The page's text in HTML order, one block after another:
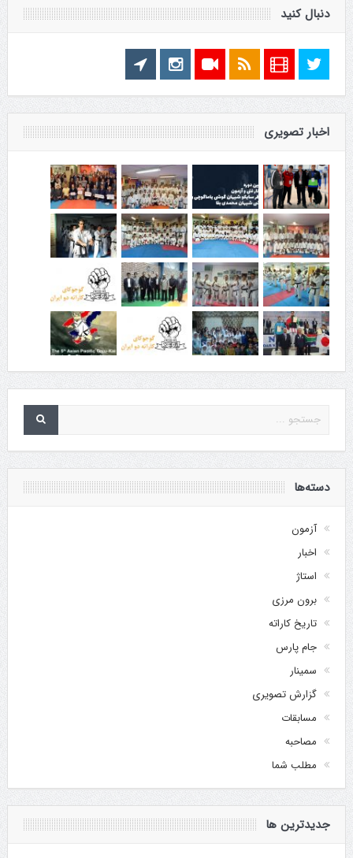
دنبال کنید
اخبار تصویری
دسته‌ها
آزمون
اخبار
استاژ
برون مرزی
تاریخ کاراته
جام پارس
سمینار
گزارش تصویری
مسابقات
مصاحبه
مطلب شما
جدیدترین ها